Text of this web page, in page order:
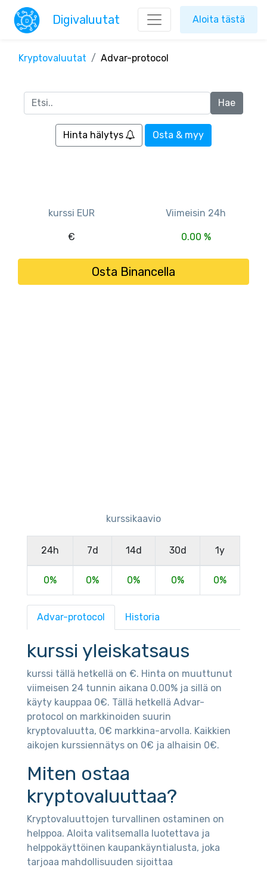
Digivaluutat Aloita tästä
Kryptovaluutat Advar-protocol
Hinta hälytys Osta & myy
kurssi EUR
€
Viimeisin 24h
0.00 %
Osta Binancella
kurssikaavio
24h 7d 14d 30d 1y
0% 0% 0% 0% 0%
Advar-protocol Historia
kurssi yleiskatsaus
kurssi tällä hetkellä on €. Hinta on muuttunut
viimeisen 24 tunnin aikana 0.00% ja sillä on
käyty kauppaa 0€. Tällä hetkellä Advar-
protocol on markkinoiden suurin
kryptovaluutta, 0€ markkina-arvolla. Kaikkien
aikojen kurssiennätys on 0€ ja alhaisin 0€.
Miten ostaa
kryptovaluuttaa?
Kryptovaluuttojen turvallinen ostaminen on
helppoa. Aloita valitsemalla luotettava ja
helppokäyttöinen kaupankäyntialusta, joka
tarjoaa mahdollisuuden sijoittaa